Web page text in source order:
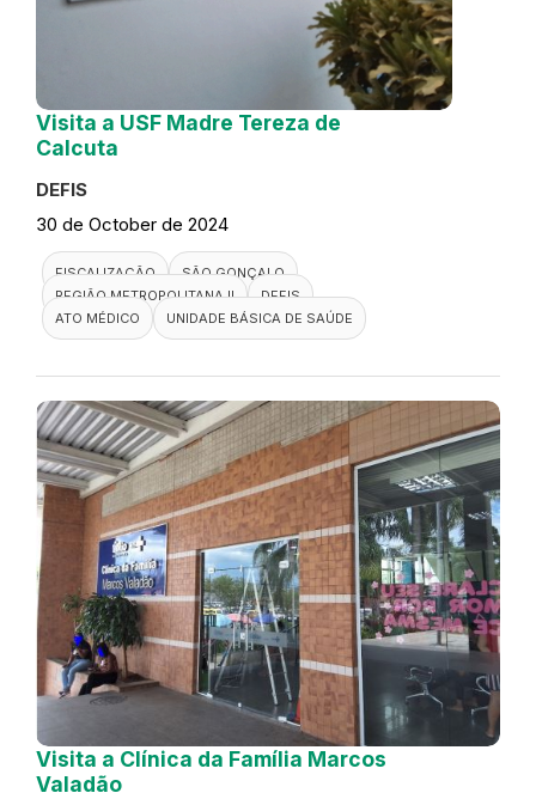
Visita a USF Madre Tereza de
Calcuta
DEFIS
30 de October de 2024
FISCALIZAÇÃO
SÃO GONÇALO
REGIÃO METROPOLITANA II
DEFIS
ATO MÉDICO
UNIDADE BÁSICA DE SAÚDE
Visita a Clínica da Família Marcos
Valadão